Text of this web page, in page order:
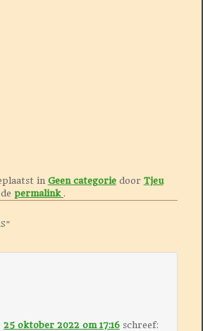
in Geen categoriedoor Tjeu
permalink .
”
25 oktober 2022 om 17:16 schreef: